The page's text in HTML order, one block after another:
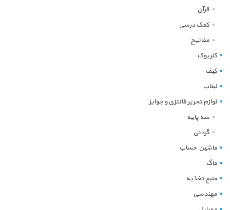
قرآن
کمک درسی
مفاتیح
کلربوک
کیف
لبتاب
لوازم تحریر فانتزی و جوایز
سه پایه
گردنی
ماشین حساب
ماگ
منبع تغذیه
مهندسی